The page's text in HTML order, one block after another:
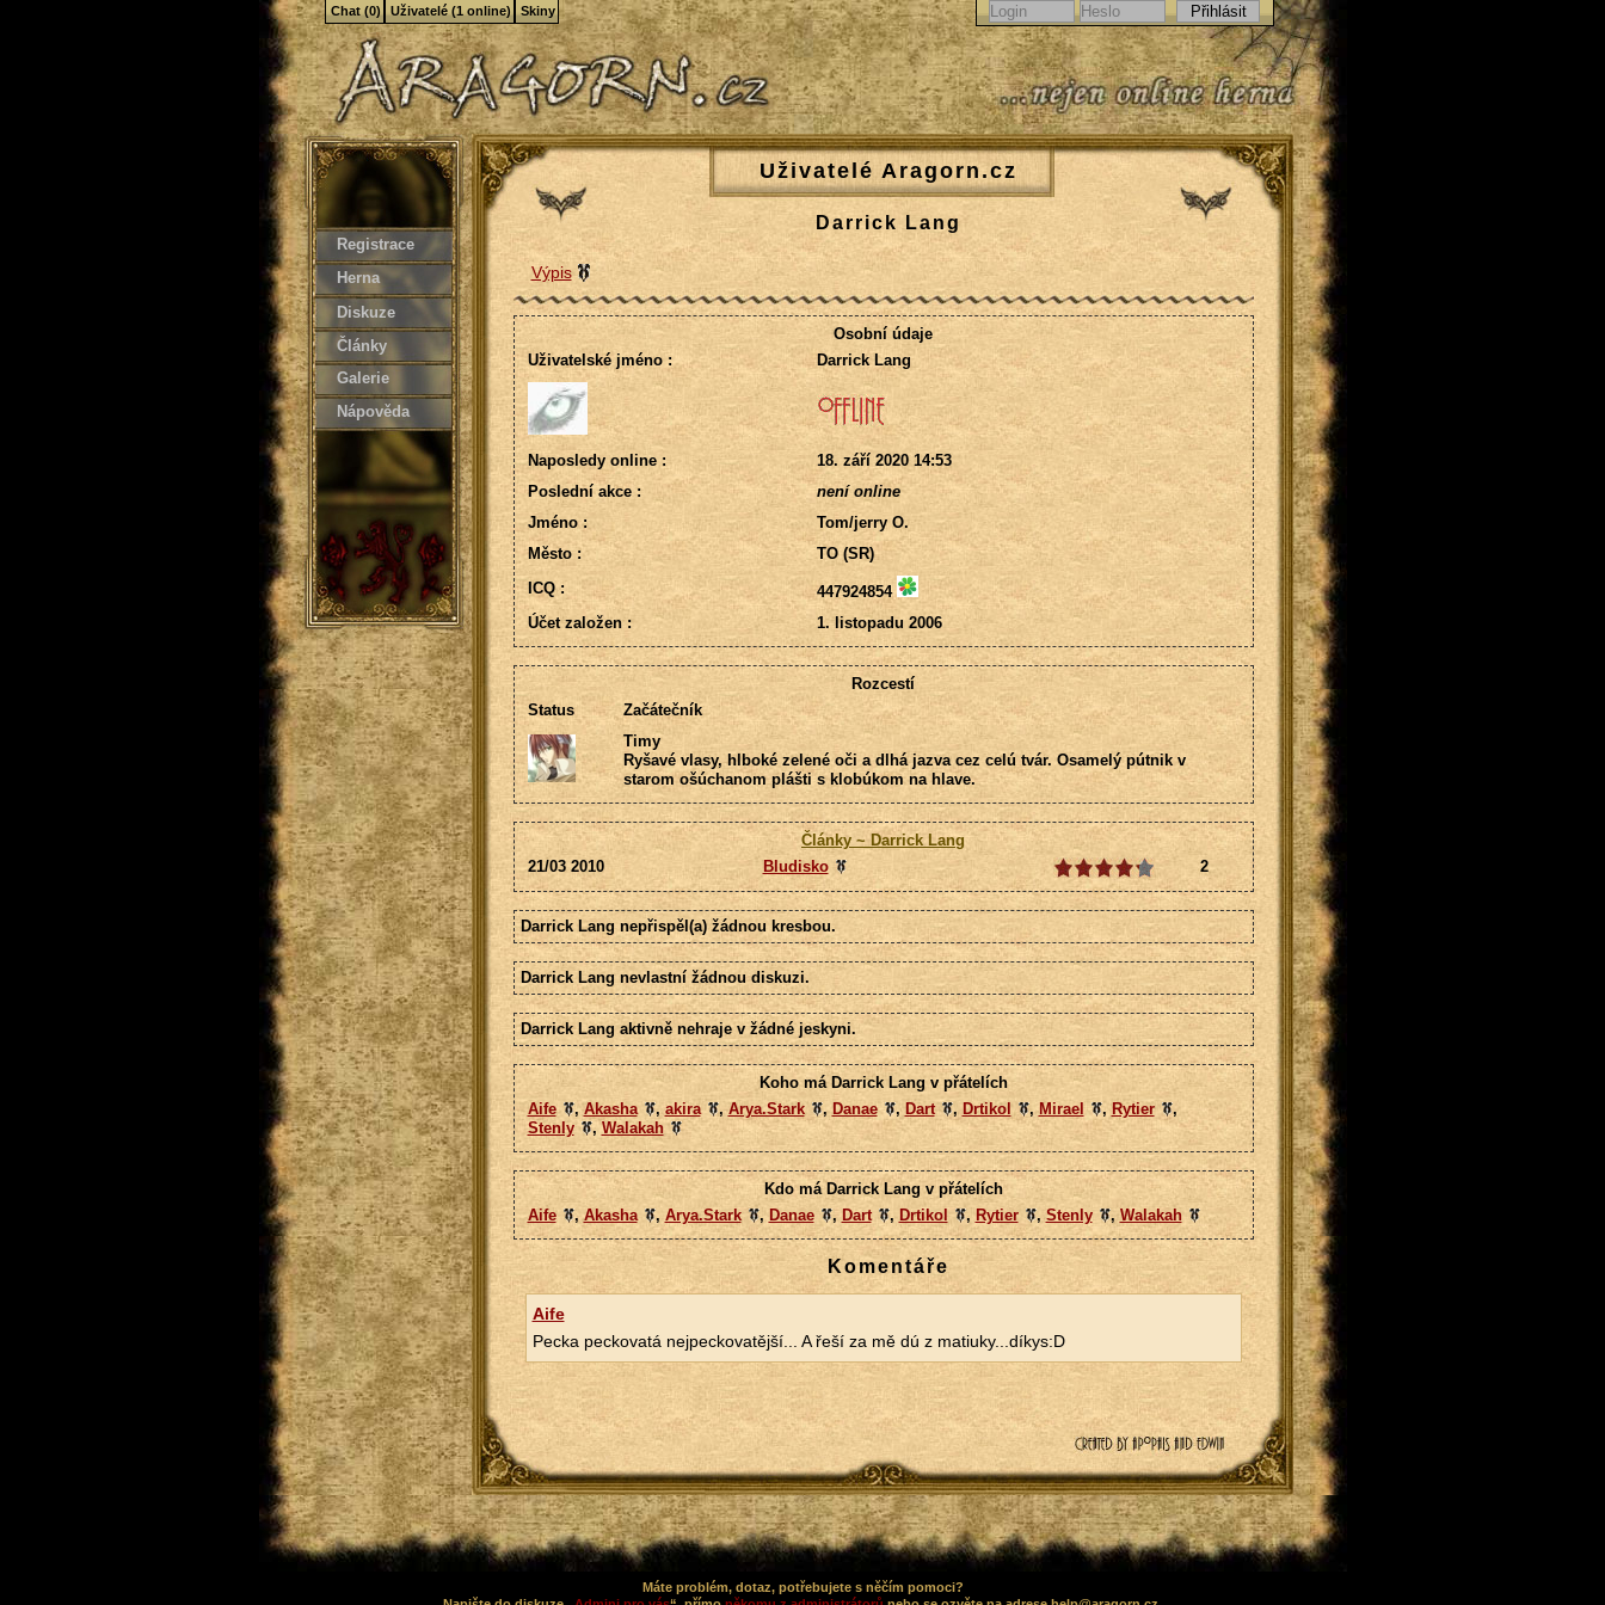
Registrace
Herna
Diskuze
Články
Galerie
Nápověda
Uživatelé Aragorn.cz
Darrick Lang
Výpis
Osobní údaje
Uživatelské jméno :
Darrick Lang
Naposledy online :
18. září 2020 14:53
Poslední akce :
není online
Jméno :
Tom/jerry O.
Město :
TO (SR)
ICQ :
447924854
Účet založen :
1. listopadu 2006
Rozcestí
Status
Začátečník
Timy
Ryšavé vlasy, hlboké zelené oči a dlhá jazva cez celú tvár. Osamelý pútnik v
starom ošúchanom plášti s klobúkom na hlave.
Články ~ Darrick Lang
21/03 2010
Bludisko 2
Darrick Lang nepřispěl(a) žádnou kresbou.
Darrick Lang nevlastní žádnou diskuzi.
Darrick Lang aktivně nehraje v žádné jeskyni.
Koho má Darrick Lang v přátelích
Aife
,Akasha ,akira ,Arya.Stark , Danae , Dart , Drtikol ,Mirael , Rytier
,
Stenly
,Walakah
Kdo má Darrick Lang v přátelích
Aife
,Akasha , Arya.Stark , Danae , Dart , Drtikol , Rytier , Stenly , Walakah
Komentáře
Aife
Pecka peckovatá nejpeckovatější... A řeší za mě dú z matiuky...díkys:D
Máte problém, dotaz, potřebujete s něčím pomoci?
Chat (0) Uživatelé (1 online) Skiny